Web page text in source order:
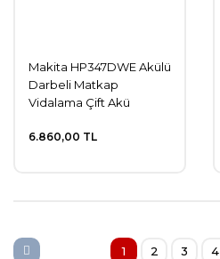
Makita HP347DWE Akülü
Darbeli Matkap
Vidalama Çift Akü
6.860,00 TL
1 2 3 4